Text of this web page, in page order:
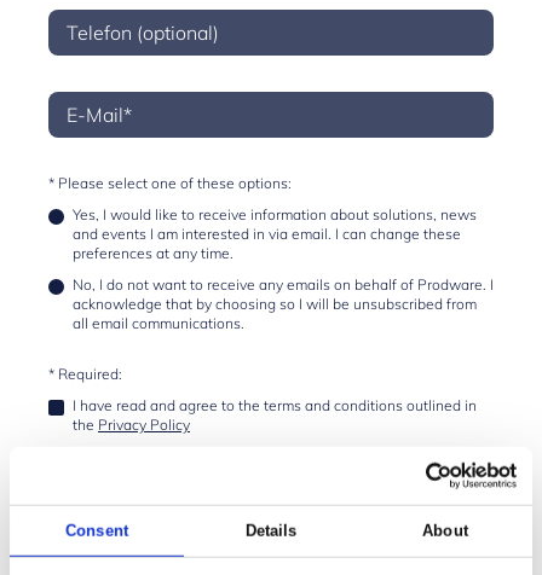
Consent Details About
* Please select one of these options:
Yes, I would like to receive information about solutions, news
and events I am interested in via email. I can change these
preferences at any time.
No, I do not want to receive any emails on behalf of Prodware. I
acknowledge that by choosing so I will be unsubscribed from
all email communications.
* Required:
I have read and agree to the terms and conditions outlined in
the Privacy Policy
SENDEN